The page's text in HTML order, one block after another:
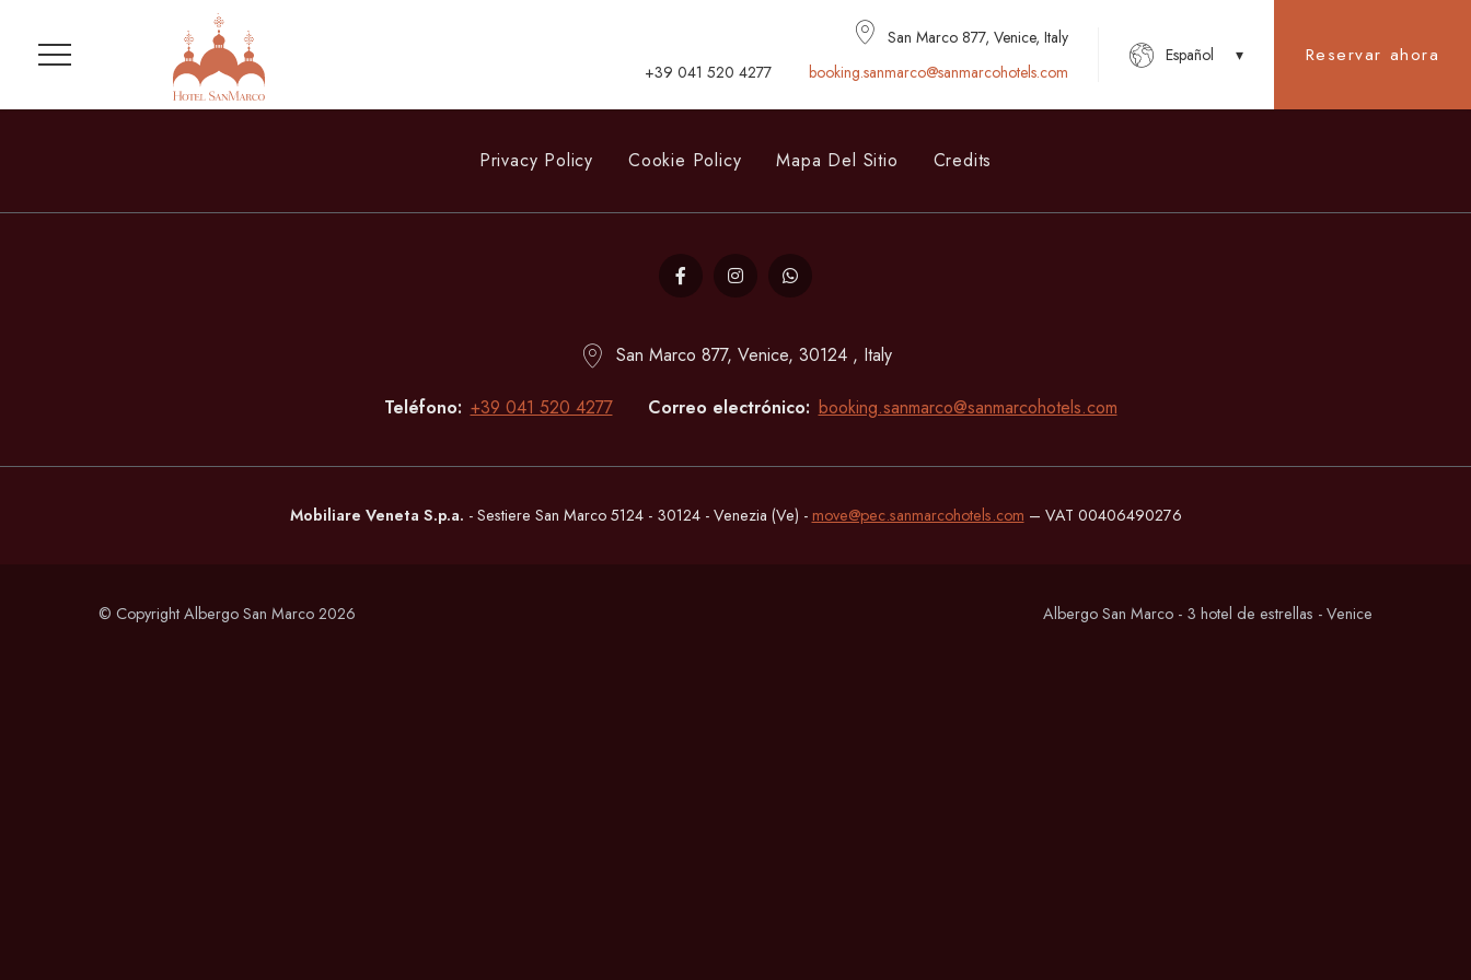
Menú
San Marco 877, Venice, Italy
+39 041 520 4277
booking.sanmarco@sanmarcohotels.com
Español Reservar ahora
Privacy Policy Cookie Policy Mapa Del Sitio Credits
San Marco 877, Venice, 30124 , Italy
Teléfono +39 041 520 4277 Correo electrónico booking.sanmarco@sanmarcohotels.com
Mobiliare Veneta S.p.a. - Sestiere San Marco 5124 - 30124 - Venezia (Ve) - move@pec.sanmarcohotels.com – VAT 00406490276
© Copyright Albergo San Marco 2026 Albergo San Marco - 3 hotel de estrellas - Venice